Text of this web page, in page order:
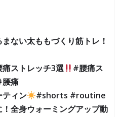
ない太ももづくり筋トレ！
痛ストレッチ3選
#腰痛ス
腰痛
ティン
#shorts #routine
全身ウォーミングアップ動